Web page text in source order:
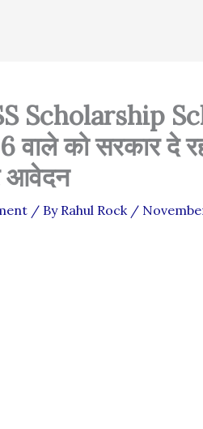
Scholarship
वाले को सरकार दे
आवेदन
/ By Rahul Rock /